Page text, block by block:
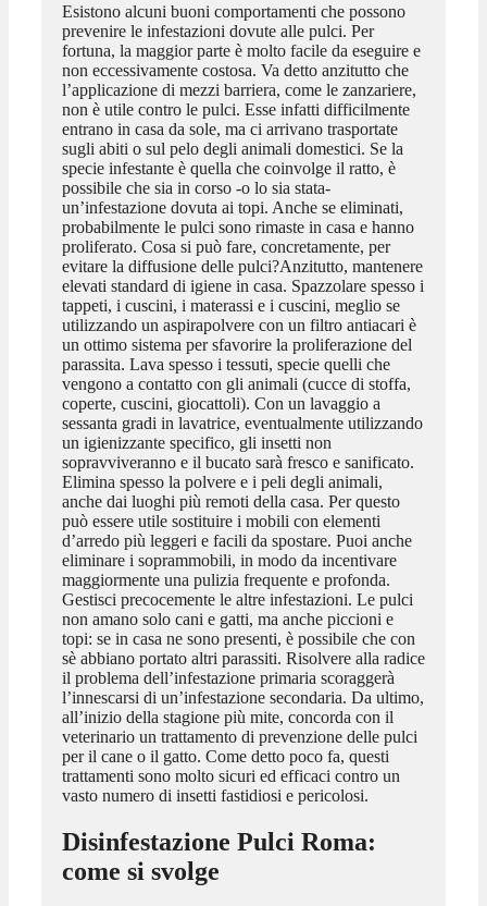
Esistono alcuni buoni comportamenti che possono
prevenire le infestazioni dovute alle pulci. Per
fortuna, la maggior parte è molto facile da eseguire e
non eccessivamente costosa. Va detto anzitutto che
l’applicazione di mezzi barriera, come le zanzariere,
non è utile contro le pulci. Esse infatti difficilmente
entrano in casa da sole, ma ci arrivano trasportate
sugli abiti o sul pelo degli animali domestici. Se la
specie infestante è quella che coinvolge il ratto, è
possibile che sia in corso -o lo sia stata-
un’infestazione dovuta ai topi. Anche se eliminati,
probabilmente le pulci sono rimaste in casa e hanno
proliferato. Cosa si può fare, concretamente, per
evitare la diffusione delle pulci?Anzitutto, mantenere
elevati standard di igiene in casa. Spazzolare spesso i
tappeti, i cuscini, i materassi e i cuscini, meglio se
utilizzando un aspirapolvere con un filtro antiacari è
un ottimo sistema per sfavorire la proliferazione del
parassita. Lava spesso i tessuti, specie quelli che
vengono a contatto con gli animali (cucce di stoffa,
coperte, cuscini, giocattoli). Con un lavaggio a
sessanta gradi in lavatrice, eventualmente utilizzando
un igienizzante specifico, gli insetti non
sopravviveranno e il bucato sarà fresco e sanificato.
Elimina spesso la polvere e i peli degli animali,
anche dai luoghi più remoti della casa. Per questo
può essere utile sostituire i mobili con elementi
d’arredo più leggeri e facili da spostare. Puoi anche
eliminare i soprammobili, in modo da incentivare
maggiormente una pulizia frequente e profonda.
Gestisci precocemente le altre infestazioni. Le pulci
non amano solo cani e gatti, ma anche piccioni e
topi: se in casa ne sono presenti, è possibile che con
sè abbiano portato altri parassiti. Risolvere alla radice
il problema dell’infestazione primaria scoraggerà
l’innescarsi di un’infestazione secondaria. Da ultimo,
all’inizio della stagione più mite, concorda con il
veterinario un trattamento di prevenzione delle pulci
per il cane o il gatto. Come detto poco fa, questi
trattamenti sono molto sicuri ed efficaci contro un
vasto numero di insetti fastidiosi e pericolosi.
Disinfestazione Pulci Roma:
come si svolge